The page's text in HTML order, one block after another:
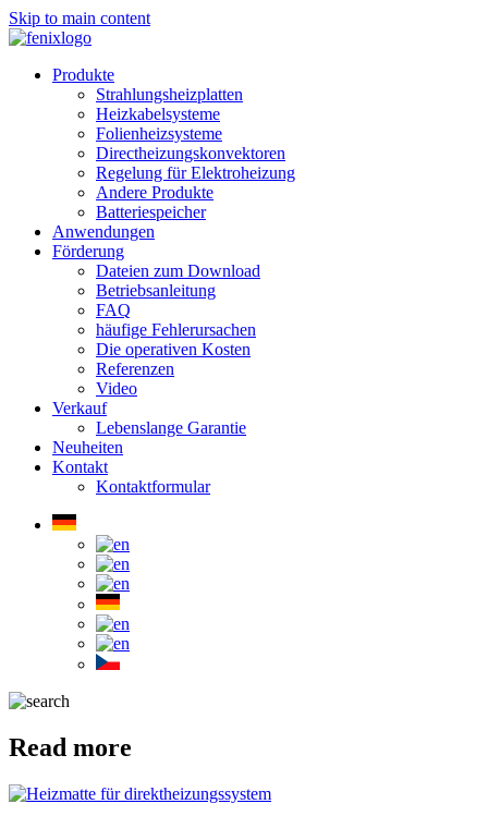
Skip to main content
Produkte
Strahlungsheizplatten
Heizkabelsysteme
Folienheizsysteme
Directheizungskonvektoren
Regelung für Elektroheizung
Andere Produkte
Batteriespeicher
Anwendungen
Förderung
Dateien zum Download
Betriebsanleitung
FAQ
häufige Fehlerursachen
Die operativen Kosten
Referenzen
Video
Verkauf
Lebenslange Garantie
Neuheiten
Kontakt
Kontaktformular
Read more